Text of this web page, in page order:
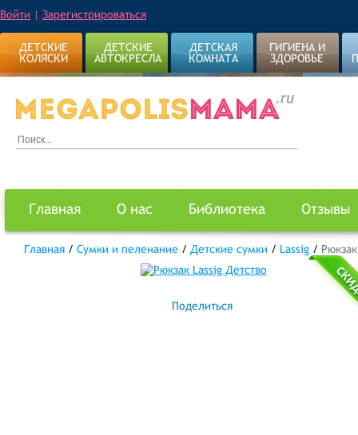
Войти | Зарегистрироваться
ДЕТСКИЕ
КОЛЯСКИ
ДЕТСКИЕ
АВТОКРЕСЛА
ДЕТСКАЯ
КОМНАТА
ГИГИЕНА И
ЗДОРОВЬЕ
Главная О нас Библиотека Отзывы
Главная / Сумки и пеленание / Детские сумки / Lassig /
Поделиться